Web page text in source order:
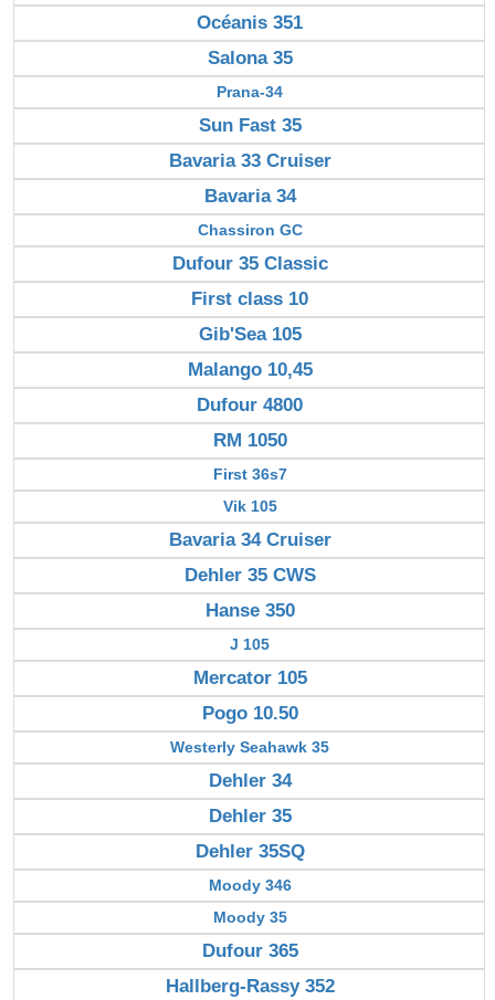
Océanis 351
Salona 35
Prana-34
Sun Fast 35
Bavaria 33 Cruiser
Bavaria 34
Chassiron GC
Dufour 35 Classic
First class 10
Gib'Sea 105
Malango 10,45
Dufour 4800
RM 1050
First 36s7
Vik 105
Bavaria 34 Cruiser
Dehler 35 CWS
Hanse 350
J 105
Mercator 105
Pogo 10.50
Westerly Seahawk 35
Dehler 34
Dehler 35
Dehler 35SQ
Moody 346
Moody 35
Dufour 365
Hallberg-Rassy 352